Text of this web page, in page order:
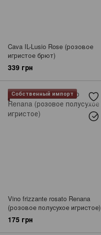
Cava IL-Lusio Rose (розовое
игристое брют)
339 грн
Собственный импорт
Vino frizzante rosato Renana
(розовое полусухое игристое)
175 грн